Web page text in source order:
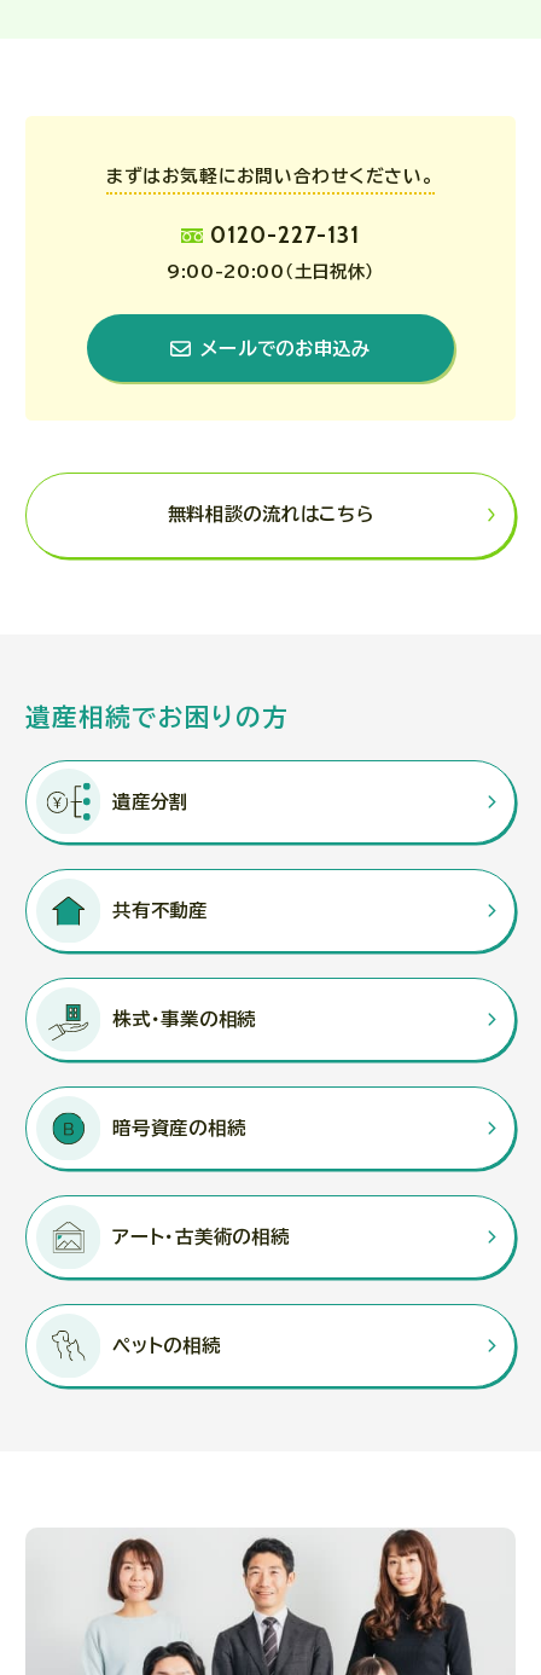
まずはお気軽にお問い合わせください。
0120-227-131
9:00-20:00（土日祝休）
メールでのお申込み
無料相談の流れはこちら
遺産相続でお困りの方
遺産分割
共有不動産
株式・事業の相続
暗号資産の相続
アート・古美術の相続
ペットの相続